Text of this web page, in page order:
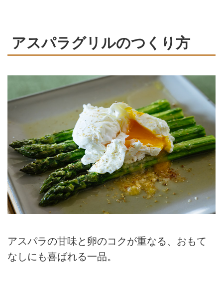
アスパラグリルのつくり方
アスパラの甘味と卵のコクが重なる、おもて
なしにも喜ばれる一品。